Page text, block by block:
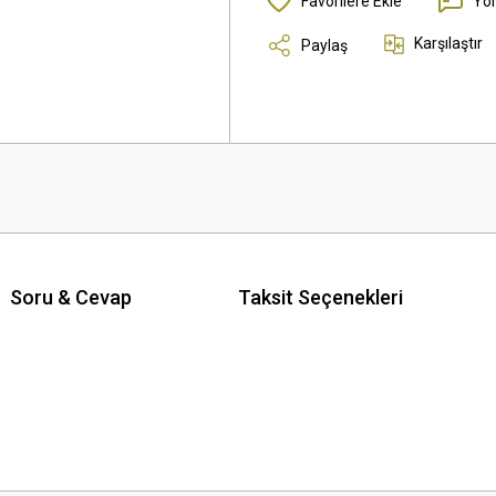
Paylaş Karşılaştır
Soru & Cevap Taksit Seçenekleri